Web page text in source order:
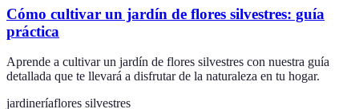
Cómo cultivar un jardín de flores silvestres: guía
práctica
Aprende a cultivar un jardín de flores silvestres con nuestra guía
detallada que te llevará a disfrutar de la naturaleza en tu hogar.
jardineríaflores silvestres